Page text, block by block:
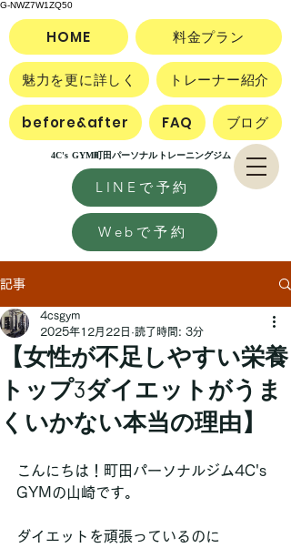
G-NWZ7W1ZQ50
LINEで予約
Webで予約
4C's GYM町田パーソナルトレーニングジム
HOME 料金プラン
魅力を更に詳しく トレーナー紹介
before&after FAQ ブログ
記事
【女性が不足しやすい栄養
トップ3ダイエットがうま
くいかない本当の理由】
4csgym
2025年12月22日 読了時間: 3分
こんにちは！町田パーソナルジム4C's
GYMの山崎です。
ダイエットを頑張っているのに